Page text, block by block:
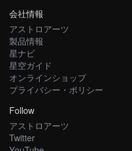
会社情報
アストロアーツ
製品情報
星ナビ
星空ガイド
オンラインショップ
プライバシー・ポリシー
Follow
アストロアーツ
Twitter